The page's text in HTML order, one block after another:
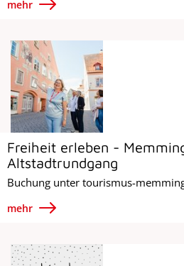
mehr
Freiheit erleben -
Altstadtrundgang
Buchung unter tourismus-
mehr